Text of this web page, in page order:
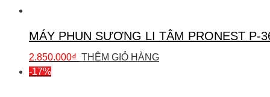
MÁY PHUN SƯƠNG LI TÂM PRONEST P-
2.850.000₫ THÊM GIỎ HÀNG
-17%